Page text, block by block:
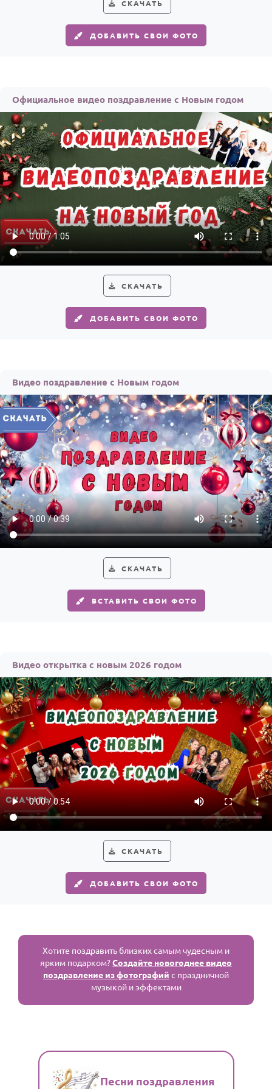
СКАЧАТЬ
ДОБАВИТЬ СВОИ ФОТО
Официальное видео поздравление с Новым годом
СКАЧАТЬ
ДОБАВИТЬ СВОИ ФОТО
Видео поздравление с Новым годом
СКАЧАТЬ
ВСТАВИТЬ СВОИ ФОТО
Видео открытка с новым 2026 годом
СКАЧАТЬ
ДОБАВИТЬ СВОИ ФОТО
Хотите поздравить близких самым чудесным и
ярким подарком?Создайте новогоднее видео
поздравление из фотографий с праздничной
музыкой и эффектами
Песни поздравления